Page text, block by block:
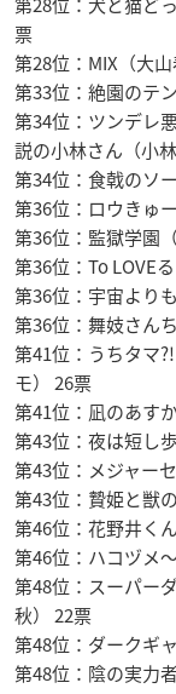
票
第28位：MIX（大
第33位：絶園のテ
第34位：ツンデレ
説の小林さん（小
第34位：食戟のソ
第36位：ロウきゅ
第36位：監獄学園
第36位：To LOVE
第36位：宇宙より
第36位：舞妓さん
第41位：うちタマ
モ） 26票
第41位：凪のあす
第43位：夜は短し
第43位：メジャー
第43位：贄姫と獣
第46位：花野井く
第46位：ハコヅメ
第48位：スーパー
秋） 22票
第48位：ダークギ
第48位：陰の実力